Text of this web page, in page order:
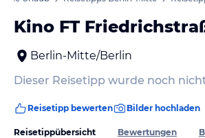
Kino FT
Berlin-Mitte/Berlin
Dieser Reisetipp wurde noch
Reisetipp bewerten Bilder hochladen
Reisetippübersicht Bewertungen